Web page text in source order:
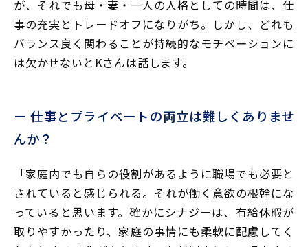
が、それでも母・妻・一人の人格としての時間は、仕
事の充実とトレードオフになりがち。しかし、どれも
バランス良く関わることが持続的なモチベーションに
は欠かせないとKさんは話します。
ー 仕事とプライベートの両立は難しくありませ
んか？
「家庭内でも自らの役割があるように職場でも必要と
されていると感じられる。それが働く意欲の根幹にな
っていると思います。確かにシナジーは、有給休暇が
取りやすかったり、家庭の事情にも柔軟に配慮してく